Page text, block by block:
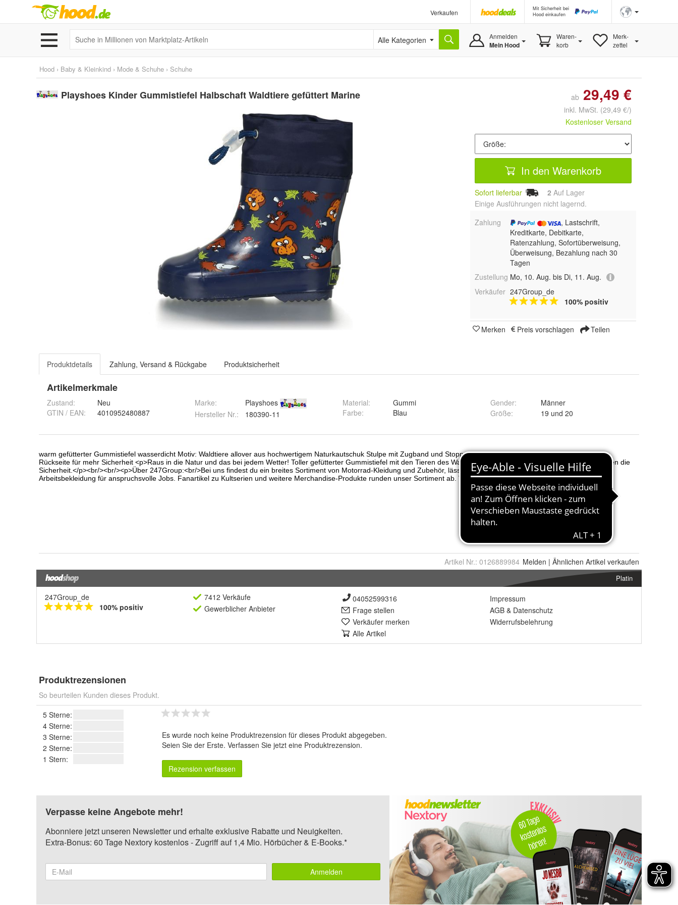
Verkaufen
Mit Sicherheit bei
Hood einkaufen
Alle Kategorien Anmelden
Mein Hood
Waren-
korb
Merk-
zettel
Hood › Baby & Kleinkind › Mode & Schuhe › Schuhe
Playshoes Kinder Gummistiefel Halbschaft Waldtiere gefüttert Marine ab 29,49 €
inkl. MwSt. (29,49 €/)
Kostenloser Versand
In den Warenkorb
Sofort lieferbar 2 Auf Lager
Einige Ausführungen nicht lagernd.
Zahlung
, Lastschrift,
Kreditkarte, Debitkarte,
Ratenzahlung, Sofortüberweisung,
Überweisung, Bezahlung nach 30
Tagen
Zustellung Mo, 10. Aug. bis Di, 11. Aug.
Verkäufer 247Group_de
100% positiv
Merken Preis vorschlagen Teilen
Produktdetails Zahlung, Versand & Rückgabe Produktsicherheit
Artikelmerkmale
Zustand:
Neu
GTIN / EAN:
4010952480887
Marke:
Playshoes
Hersteller Nr.:
180390-11
Material:
Gummi
Farbe: Blau
Gender:
Männer
Größe: 19 und 20
Artikel Nr.: 0126889984 Melden | Ähnlichen Artikel verkaufen
Platin
247Group_de
100% positiv
7412 Verkäufe
Gewerblicher Anbieter
04052599316
Frage stellen
Verkäufer merken
Alle Artikel
Impressum
AGB & Datenschutz
Widerrufsbelehrung
Produktrezensionen
So beurteilen Kunden dieses Produkt.
5 Sterne:
4 Sterne:
3 Sterne:
2 Sterne:
1 Stern:
Es wurde noch keine Produktrezension für dieses Produkt abgegeben.
Seien Sie der Erste. Verfassen Sie jetzt eine Produktrezension.
Rezension verfassen
Verpasse keine Angebote mehr!
Abonniere jetzt unseren Newsletter und erhalte exklusive Rabatte und Neuigkeiten.
Extra-Bonus: 60 Tage Nextory kostenlos - Zugriff auf 1,4 Mio. Hörbücher & E-Books.*
Anmelden